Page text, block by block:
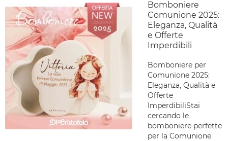
Bomboniere
Comunione 2025:
Eleganza, Qualità
e Offerte
Imperdibili
Bomboniere per
Comunione 2025:
Eleganza, Qualità e
Offerte
ImperdibiliStai
cercando le
bomboniere perfette
per la Comunione